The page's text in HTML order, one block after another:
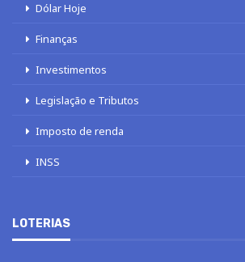
Dólar Hoje
Finanças
Investimentos
Legislação e Tributos
Imposto de renda
INSS
LOTERIAS